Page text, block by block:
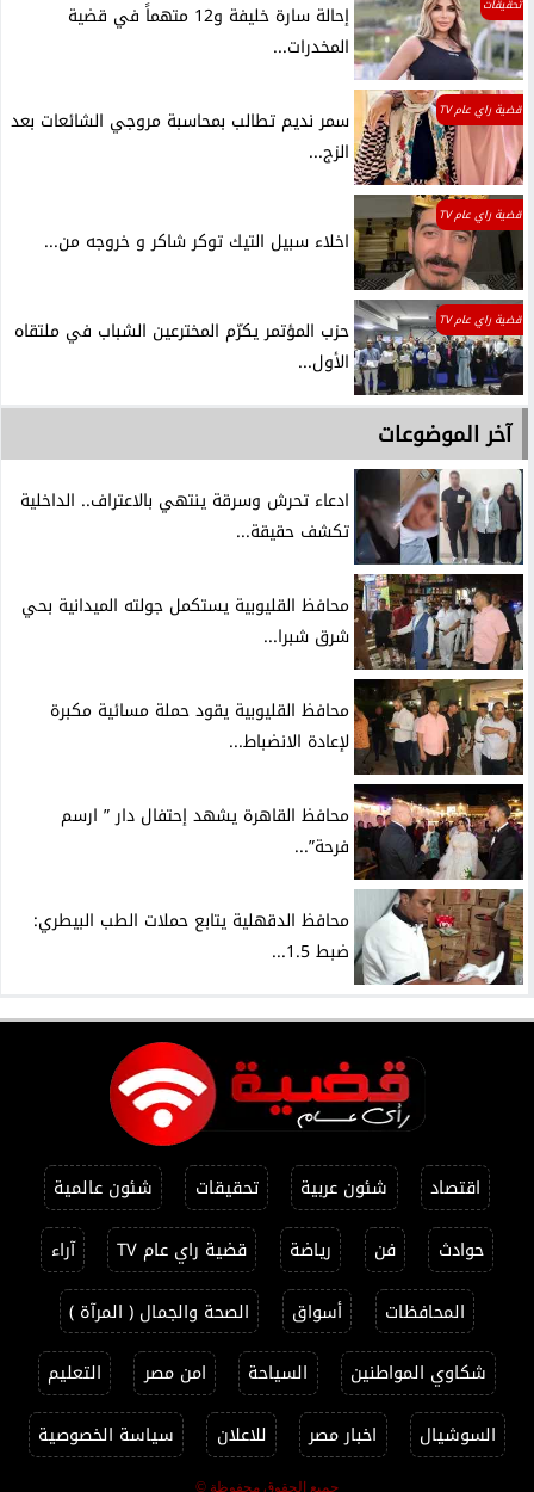
إحالة سارة خليفة و12 متهماً في قضية
المخدرات...
قضية راي عام TV
سمر نديم تطالب بمحاسبة مروجي الشائعات بعد
الزج...
قضية راي عام TV
اخلاء سبيل التيك توكر شاكر و خروجه من...
قضية راي عام TV
حزب المؤتمر يكرّم المخترعين الشباب في ملتقاه
الأول...
آخر الموضوعات
ادعاء تحرش وسرقة ينتهي بالاعتراف.. الداخلية
تكشف حقيقة...
محافظ القليوبية يستكمل جولته الميدانية بحي
شرق شبرا...
محافظ القليوبية يقود حملة مسائية مكبرة
لإعادة الانضباط...
محافظ القاهرة يشهد إحتفال دار ” ارسم
فرحة”...
محافظ الدقهلية يتابع حملات الطب البيطري:
ضبط 1.5...
اقتصاد شئون عربية تحقيقات
شئون عالمية
حوادث
فن رياضة قضية راي عام TV
آراء
المحافظات
أسواق
الصحة والجمال ( المرآة )
شكاوي المواطنين
السياحة امن مصر
التعليم
السوشيال
اخبار مصر للاعلان سياسة الخصوصية
جميع الحقوق محفوظة ©